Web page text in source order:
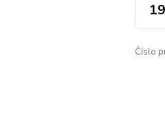
Číslo